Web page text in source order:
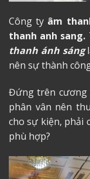
Công ty âm
thanh anh sang.
thanh ánh sáng
nên sự thành
Đứng trên cương
phân vân nên
cho sự kiện, phải
phù hợp?